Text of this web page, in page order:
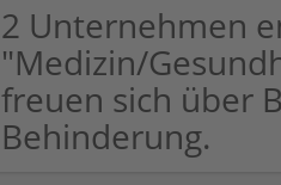
2 Unternehmen
"Medizin/
freuen sich über
Behinderung.